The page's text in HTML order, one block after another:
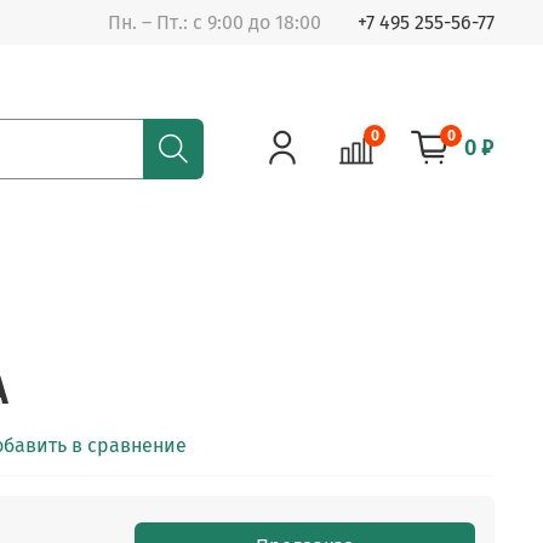
Пн. – Пт.: с 9:00 до 18:00 +7 495 255-56-77
0 0 0 ₽
в сравнение